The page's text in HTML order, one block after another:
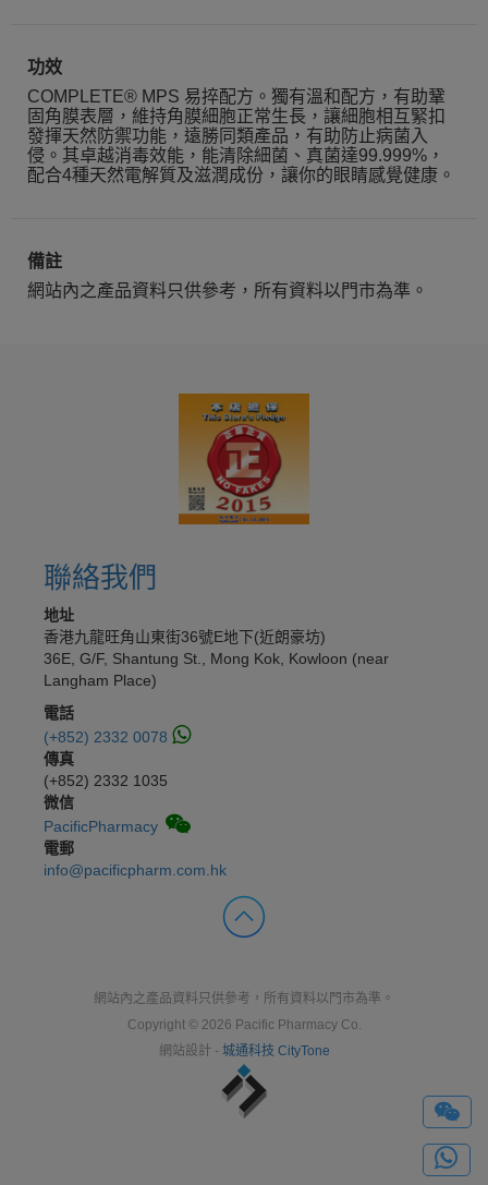
功效
COMPLETE® MPS 易捽配方。獨有溫和配方，有助鞏
固角膜表層，維持角膜細胞正常生長，讓細胞相互緊扣
發揮天然防禦功能，遠勝同類產品，有助防止病菌入
侵。其卓越消毒效能，能清除細菌、真菌達99.999%，
配合4種天然電解質及滋潤成份，讓你的眼睛感覺健康。
備註
網站內之產品資料只供參考，所有資料以門市為準。
聯絡我們
地址
香港九龍旺角山東街36號E地下(近朗豪坊)
36E, G/F, Shantung St., Mong Kok, Kowloon (near
Langham Place)
電話
(+852) 2332 0078
傳真
(+852) 2332 1035
微信
PacificPharmacy
電郵
info@pacificpharm.com.hk
網站內之產品資料只供參考，所有資料以門市為準。
Copyright © 2026 Pacific Pharmacy Co.
網站設計 - 城通科技 CityTone